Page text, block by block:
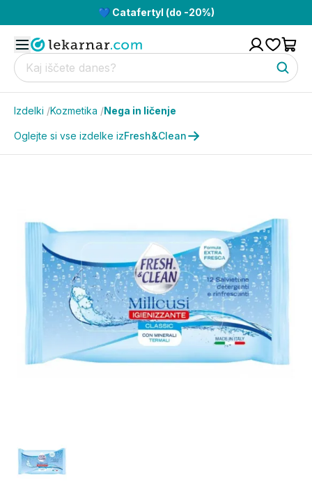
💙 Catafertyl (do -20%)
Izdelki /Kozmetika /Nega in ličenje
Oglejte si vse izdelke izFresh&Clean